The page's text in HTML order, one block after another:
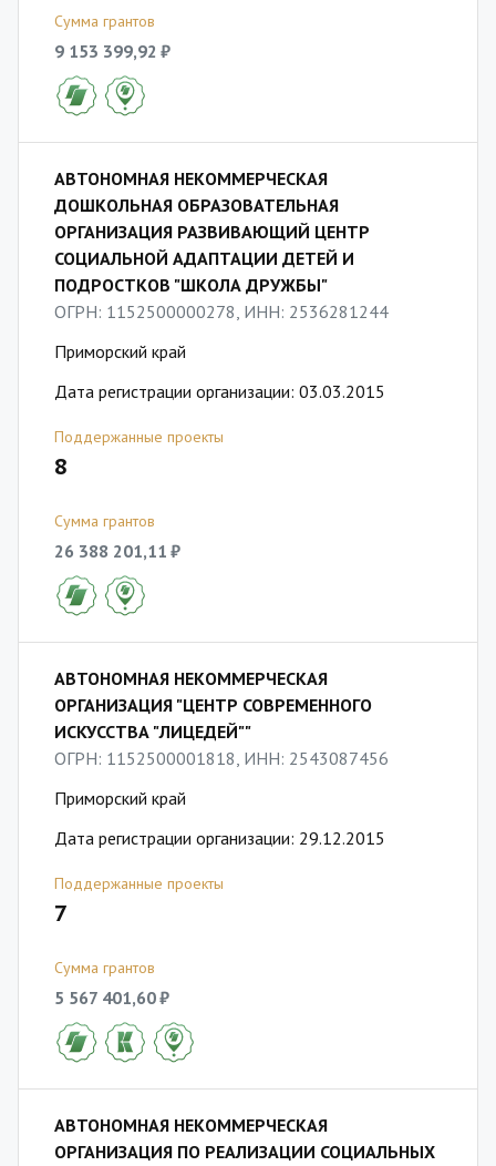
Сумма грантов
9 153 399,92 ₽
АВТОНОМНАЯ НЕКОММЕРЧЕСКАЯ
ДОШКОЛЬНАЯ ОБРАЗОВАТЕЛЬНАЯ
ОРГАНИЗАЦИЯ РАЗВИВАЮЩИЙ ЦЕНТР
СОЦИАЛЬНОЙ АДАПТАЦИИ ДЕТЕЙ И
ПОДРОСТКОВ "ШКОЛА ДРУЖБЫ"
ОГРН: 1152500000278, ИНН: 2536281244
Приморский край
Дата регистрации организации: 03.03.2015
Поддержанные проекты
8
Сумма грантов
26 388 201,11 ₽
АВТОНОМНАЯ НЕКОММЕРЧЕСКАЯ
ОРГАНИЗАЦИЯ "ЦЕНТР СОВРЕМЕННОГО
ИСКУССТВА "ЛИЦЕДЕЙ""
ОГРН: 1152500001818, ИНН: 2543087456
Приморский край
Дата регистрации организации: 29.12.2015
Поддержанные проекты
7
Сумма грантов
5 567 401,60 ₽
АВТОНОМНАЯ НЕКОММЕРЧЕСКАЯ
ОРГАНИЗАЦИЯ ПО РЕАЛИЗАЦИИ СОЦИАЛЬНЫХ